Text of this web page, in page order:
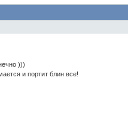
)))
и портит блин все!